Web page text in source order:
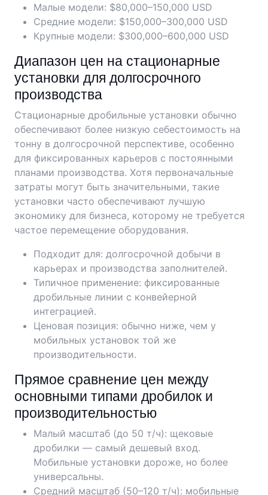
Малые модели: $80,000–150,000 USD
Средние модели: $150,000–300,000 USD
Крупные модели: $300,000–600,000 USD
Диапазон цен на стационарные
установки для долгосрочного
производства
Стационарные дробильные установки обычно
обеспечивают более низкую себестоимость на
тонну в долгосрочной перспективе, особенно
для фиксированных карьеров с постоянными
планами производства. Хотя первоначальные
затраты могут быть значительными, такие
установки часто обеспечивают лучшую
экономику для бизнеса, которому не требуется
частое перемещение оборудования.
Подходит для: долгосрочной добычи в
карьерах и производства заполнителей.
Типичное применение: фиксированные
дробильные линии с конвейерной
интеграцией.
Ценовая позиция: обычно ниже, чем у
мобильных установок той же
производительности.
Прямое сравнение цен между
основными типами дробилок и
производительностью
Малый масштаб (до 50 т/ч): щековые
дробилки — самый дешевый вход.
Мобильные установки дороже, но более
универсальны.
Средний масштаб (50–120 т/ч): мобильные